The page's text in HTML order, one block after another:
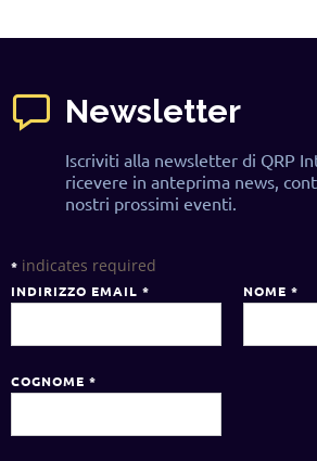
Newsletter
Iscriviti alla newsletter di QRP
ricevere in anteprima news,
nostri prossimi eventi.
* indicates required
INDIRIZZO EMAIL * NOME *
COGNOME *